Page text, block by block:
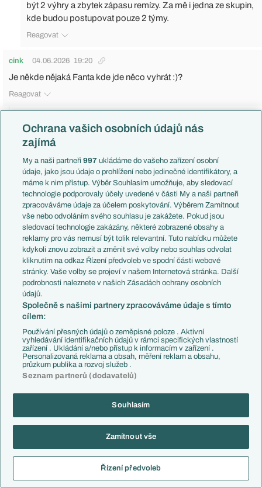
být 2 výhry a zbytek zápasu remízy. Za mě i jedna ze skupin,
kde budou postupovat pouze 2 týmy.
Reagovat
cink 04.06.2026 19:20
Je někde nějaká Fanta kde jde něco vyhrát :)?
Reagovat
Já doufám, že bude na tipsportu, abych zabojoval o aspoň 50
netů.
Reagovat
cink 04.06.2026 21:59
Já si dávám jen nejvyšší cíle
Reagovat
Bonetti1 05.06.2026 02:22
Snad skončí už ve skupině tento nesympatický tým
Reagovat
Wazz Wazz 05.06.2026 07:55
kurev volících současnou vládní koalici plnou kolaborantů a
zaprodaných rusofilních pokálenců
Reagovat
Bonetti1 05.06.2026 12:53
Ty vole. Tebe ještě nesmazali?
SLEDOVÁNÍ KOMENTÁŘŮ
Ochrana vašich osobních údajů nás
zajímá
My a naši partneři997 ukládáme do vašeho zařízení osobní
údaje, jako jsou údaje o prohlížení nebo jedinečné identifikátory, a
máme k nim přístup. Výběr Souhlasím umožňuje, aby sledovací
technologie podporovaly účely uvedené v části My a naši partneři
zpracováváme údaje za účelem poskytování. Výběrem Zamítnout
vše nebo odvoláním svého souhlasu je zakážete. Pokud jsou
sledovací technologie zakázány, některé zobrazené obsahy a
reklamy pro vás nemusí být tolik relevantní. Tuto nabídku můžete
kdykoli znovu zobrazit a změnit své volby nebo souhlas odvolat
kliknutím na odkaz Řízení předvoleb ve spodní části webové
stránky. Vaše volby se projeví v našem Internetová stránka. Další
podrobnosti naleznete v našich Zásadách ochrany osobních
údajů.
Společně s našimi partnery zpracováváme údaje s tímto
cílem:
Používání přesných údajů o zeměpisné poloze . Aktivní
vyhledávání identifikačních údajů v rámci specifických vlastností
zařízení . Ukládání a/nebo přístup k informacím v zařízení .
Personalizovaná reklama a obsah, měření reklam a obsahu,
průzkum publika a rozvoj služeb .
Seznam partnerů (dodavatelů)
Souhlasím
Zamítnout vše
Řízení předvoleb